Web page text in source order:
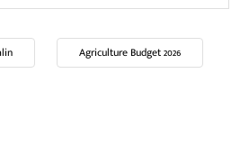
Agriculture Budget 2026